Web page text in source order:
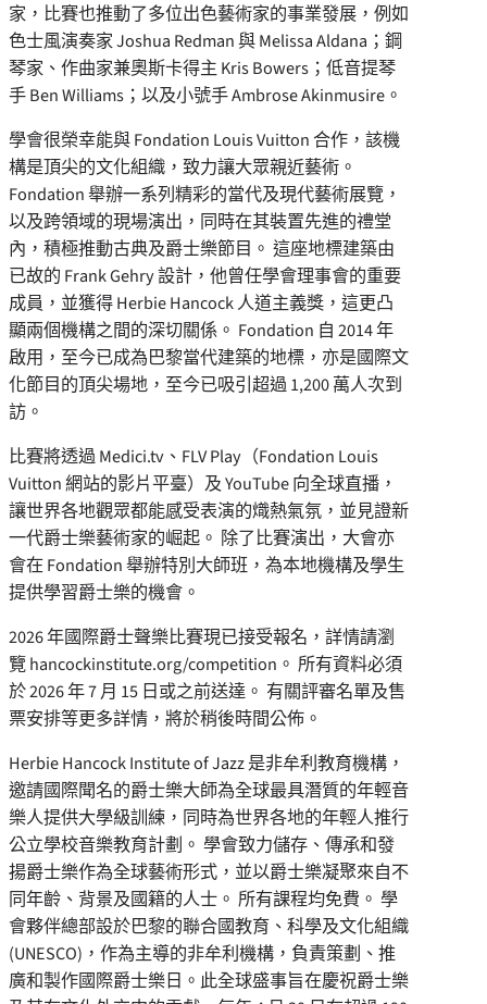
家，比賽也推動了多位出色藝術家的事業發展，例如
色士風演奏家 Joshua Redman 與 Melissa Aldana；鋼
琴家、作曲家兼奧斯卡得主 Kris Bowers；低音提琴
手 Ben Williams；以及小號手 Ambrose Akinmusire。
學會很榮幸能與 Fondation Louis Vuitton 合作，該機
構是頂尖的文化組織，致力讓大眾親近藝術。
Fondation 舉辦一系列精彩的當代及現代藝術展覽，
以及跨領域的現場演出，同時在其裝置先進的禮堂
內，積極推動古典及爵士樂節目。 這座地標建築由
已故的 Frank Gehry 設計，他曾任學會理事會的重要
成員，並獲得 Herbie Hancock 人道主義獎，這更凸
顯兩個機構之間的深切關係。 Fondation 自 2014 年
啟用，至今已成為巴黎當代建築的地標，亦是國際文
化節目的頂尖場地，至今已吸引超過 1,200 萬人次到
訪。
比賽將透過 Medici.tv、FLV Play（Fondation Louis
Vuitton 網站的影片平臺）及 YouTube 向全球直播，
讓世界各地觀眾都能感受表演的熾熱氣氛，並見證新
一代爵士樂藝術家的崛起。 除了比賽演出，大會亦
會在 Fondation 舉辦特別大師班，為本地機構及學生
提供學習爵士樂的機會。
2026 年國際爵士聲樂比賽現已接受報名，詳情請瀏
覽 hancockinstitute.org/competition。 所有資料必須
於 2026 年 7 月 15 日或之前送達。 有關評審名單及售
票安排等更多詳情，將於稍後時間公佈。
Herbie Hancock Institute of Jazz 是非牟利教育機構，
邀請國際聞名的爵士樂大師為全球最具潛質的年輕音
樂人提供大學級訓練，同時為世界各地的年輕人推行
公立學校音樂教育計劃。 學會致力儲存、傳承和發
揚爵士樂作為全球藝術形式，並以爵士樂凝聚來自不
同年齡、背景及國籍的人士。 所有課程均免費。 學
會夥伴總部設於巴黎的聯合國教育、科學及文化組織
(UNESCO)，作為主導的非牟利機構，負責策劃、推
廣和製作國際爵士樂日。此全球盛事旨在慶祝爵士樂